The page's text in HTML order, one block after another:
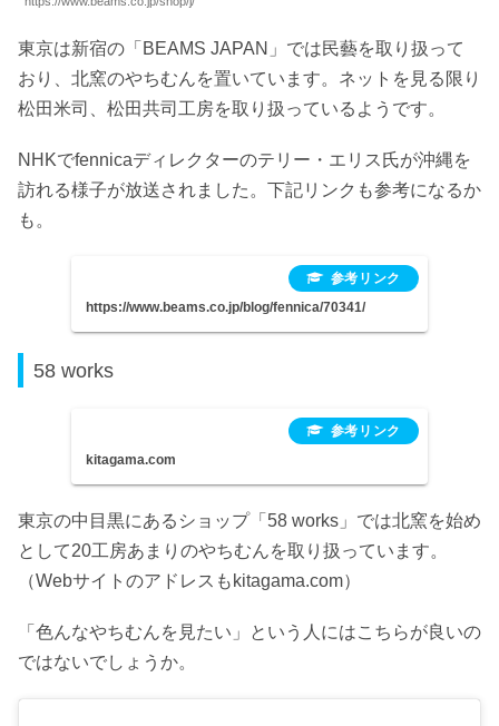
東京は新宿の「BEAMS JAPAN」では民藝を取り扱って
おり、北窯のやちむんを置いています。ネットを見る限り
松田米司、松田共司工房を取り扱っているようです。
NHKでfennicaディレクターのテリー・エリス氏が沖縄を
訪れる様子が放送されました。下記リンクも参考になるか
も。
https://www.beams.co.jp/blog/fennica/70341/
58 works
kitagama.com
東京の中目黒にあるショップ「58 works」では北窯を始め
として20工房あまりのやちむんを取り扱っています。
（Webサイトのアドレスもkitagama.com）
「色んなやちむんを見たい」という人にはこちらが良いの
ではないでしょうか。